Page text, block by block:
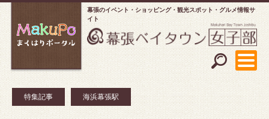
幕張のイベント・ショッピング
観光スポット・グルメ情報サ
イト
特集記事 海浜幕張駅